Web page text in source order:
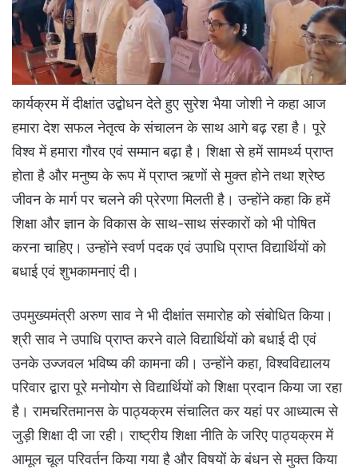
कार्यक्रम में दीक्षांत उद्बोधन देते हुए सुरेश भैया जोशी ने कहा आज
हमारा देश सफल नेतृत्व के संचालन के साथ आगे बढ़ रहा है। पूरे
विश्व में हमारा गौरव एवं सम्मान बढ़ा है। शिक्षा से हमें सामर्थ्य प्राप्त
होता है और मनुष्य के रूप में प्राप्त ऋणों से मुक्त होने तथा श्रेष्ठ
जीवन के मार्ग पर चलने की प्रेरणा मिलती है। उन्होंने कहा कि हमें
शिक्षा और ज्ञान के विकास के साथ-साथ संस्कारों को भी पोषित
करना चाहिए। उन्होंने स्वर्ण पदक एवं उपाधि प्राप्त विद्यार्थियों को
बधाई एवं शुभकामनाएं दी।
उपमुख्यमंत्री अरुण साव ने भी दीक्षांत समारोह को संबोधित किया।
श्री साव ने उपाधि प्राप्त करने वाले विद्यार्थियों को बधाई दी एवं
उनके उज्जवल भविष्य की कामना की। उन्होंने कहा, विश्वविद्यालय
परिवार द्वारा पूरे मनोयोग से विद्यार्थियों को शिक्षा प्रदान किया जा रहा
है। रामचरितमानस के पाठ्यक्रम संचालित कर यहां पर आध्यात्म से
जुड़ी शिक्षा दी जा रही। राष्ट्रीय शिक्षा नीति के जरिए पाठ्यक्रम में
आमूल चूल परिवर्तन किया गया है और विषयों के बंधन से मुक्त किया